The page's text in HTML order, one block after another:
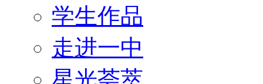
学生作品
走进一中